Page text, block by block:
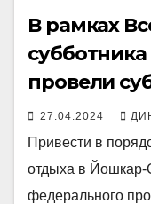
В рамках
провели
27.04.2024
Привести в
отдыха в Йошкар-
федерального